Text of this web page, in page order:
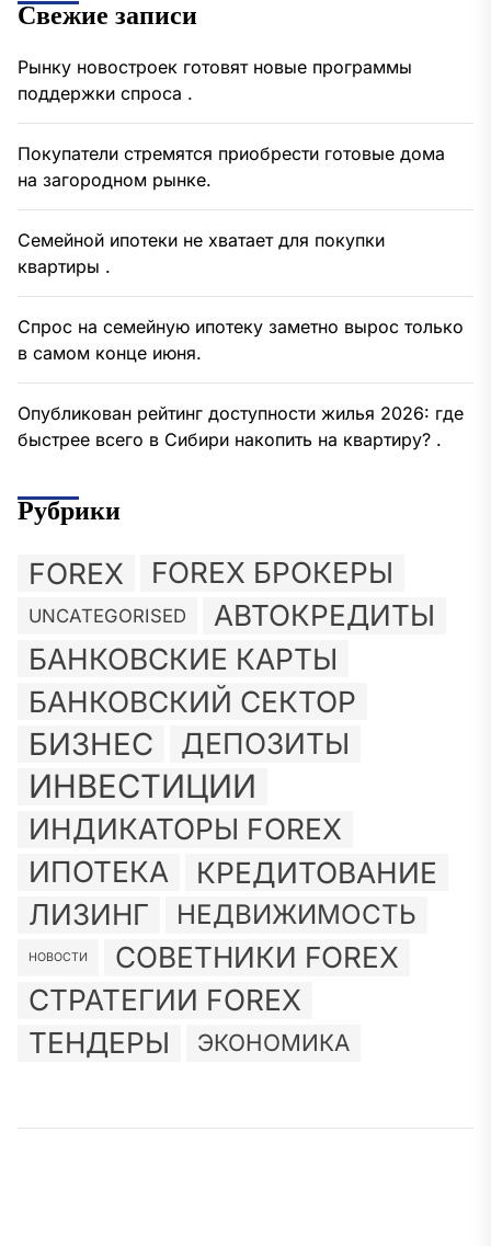
Свежие записи
Рынку новостроек готовят новые программы
поддержки спроса .
Покупатели стремятся приобрести готовые дома
на загородном рынке.
Семейной ипотеки не хватает для покупки
квартиры .
Спрос на семейную ипотеку заметно вырос только
в самом конце июня.
Опубликован рейтинг доступности жилья 2026: где
быстрее всего в Сибири накопить на квартиру? .
Рубрики
FOREX FOREX БРОКЕРЫ
UNCATEGORISED АВТОКРЕДИТЫ
БАНКОВСКИЕ КАРТЫ
БАНКОВСКИЙ СЕКТОР
БИЗНЕС ДЕПОЗИТЫ
ИНВЕСТИЦИИ
ИНДИКАТОРЫ FOREX
ИПОТЕКА
КРЕДИТОВАНИЕ
ЛИЗИНГ НЕДВИЖИМОСТЬ
НОВОСТИ
СОВЕТНИКИ FOREX
СТРАТЕГИИ FOREX
ТЕНДЕРЫ
ЭКОНОМИКА